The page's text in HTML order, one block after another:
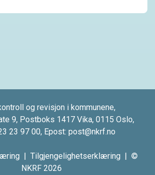
og revisjon i kommunene,
9, Postboks 1417 Vika, 0115 Oslo,
23 97 00, Epost: post@nkrf.no
| Tilgjengelighetserklæring | ©
NKRF 2026